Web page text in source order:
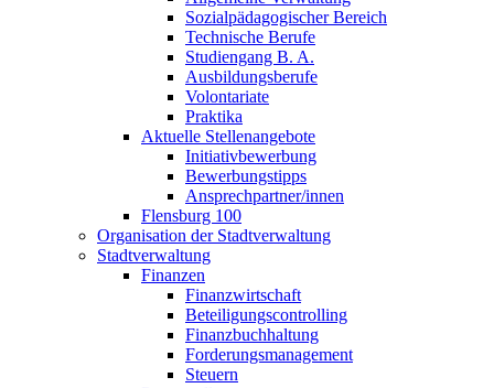
Sozialpädagogischer Bereich
Technische Berufe
Studiengang B. A.
Ausbildungsberufe
Volontariate
Praktika
Aktuelle Stellenangebote
Initiativbewerbung
Bewerbungstipps
Ansprechpartner/innen
Flensburg 100
Organisation der Stadtverwaltung
Stadtverwaltung
Finanzen
Finanzwirtschaft
Beteiligungscontrolling
Finanzbuchhaltung
Forderungsmanagement
Steuern